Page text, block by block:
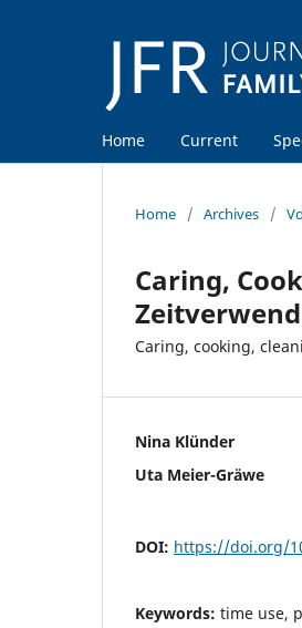
Home Current
Home / Archives /
Caring,
Caring, cooking,
Nina Klünder
Uta Meier-Gräwe
DOI: https://doi.org/
Keywords: time use,